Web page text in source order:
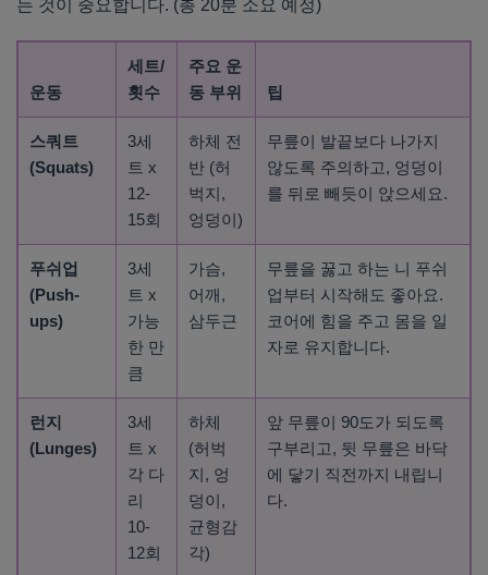
는 것이 중요합니다. (총 20분 소요 예정)
운동
세트/
횟수
주요 운
동 부위
팁
스쿼트
(Squats)
3세
트 x
12-
15회
하체 전
반 (허
벅지,
엉덩이)
무릎이 발끝보다 나가지
않도록 주의하고, 엉덩이
를 뒤로 빼듯이 앉으세요.
푸쉬업
(Push-
ups)
3세
트 x
가능
한 만
큼
가슴,
어깨,
삼두근
무릎을 꿇고 하는 니 푸쉬
업부터 시작해도 좋아요.
코어에 힘을 주고 몸을 일
자로 유지합니다.
런지
(Lunges)
3세
트 x
각 다
리
10-
12회
하체
(허벅
지, 엉
덩이,
균형감
각)
앞 무릎이 90도가 되도록
구부리고, 뒷 무릎은 바닥
에 닿기 직전까지 내립니
다.